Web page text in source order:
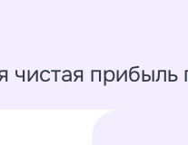
чистая